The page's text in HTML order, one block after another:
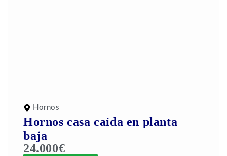
Hornos
Hornos casa caída en planta
baja
24.000€